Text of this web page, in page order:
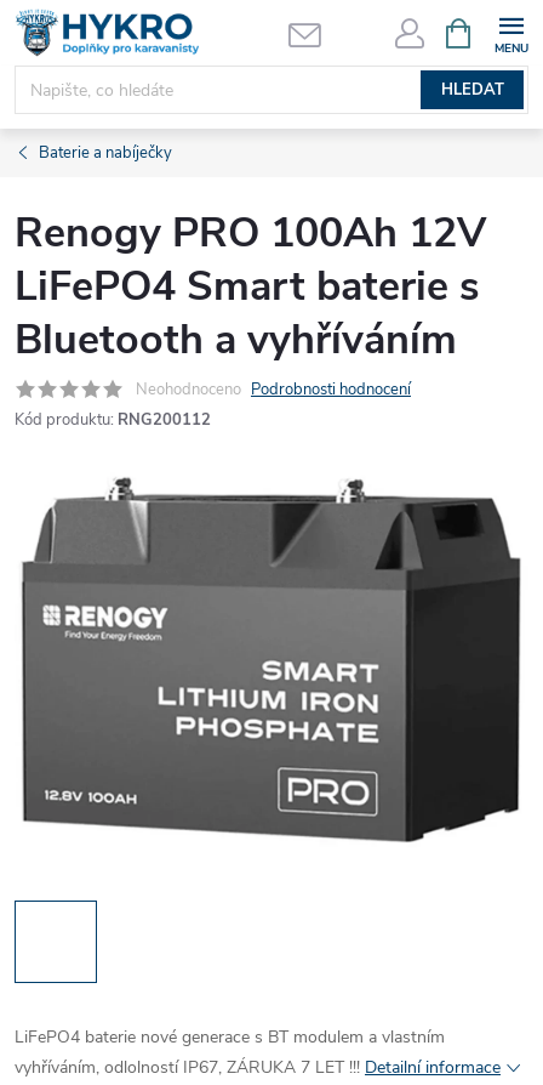
Přejít
obsah
HLEDAT
NÁKUPNÍ
KOŠÍK
Baterie a nabíječky
Renogy PRO 100Ah 12V
LiFePO4 Smart baterie s
Bluetooth a vyhříváním
Neohodnoceno Podrobnosti hodnocení
Kód produktu: RNG200112
LiFePO4 baterie nové generace s BT modulem a vlastním
vyhříváním, odlolností IP67, ZÁRUKA 7 LET !!! Detailní informace